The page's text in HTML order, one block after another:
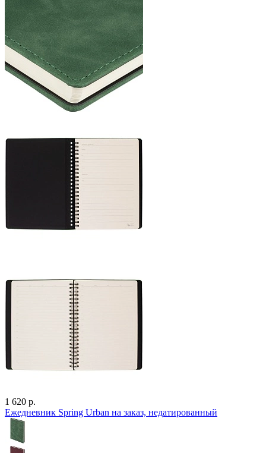
1 620 р.
Ежедневник Spring Urban на заказ, недатированный